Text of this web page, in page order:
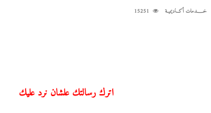
خــــدمات أكـاديميــة
اترك رسالتك علشان نرد عليك